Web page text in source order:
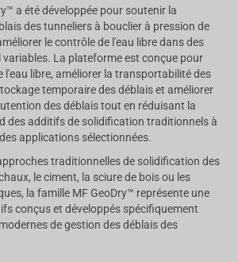
a été développée pour soutenir la
des tunneliers à bouclier à pression de
le contrôle de l'eau libre dans des
La plateforme est conçue pour
l'eau libre, améliorer la transportabilité des
temporaire des déblais et améliorer
des déblais tout en réduisant la
des additifs de solidification traditionnels à
applications sélectionnées.
traditionnelles de solidification des
le ciment, la sciure de bois ou les
la famille MF GeoDry™ représente une
conçus et développés spécifiquement
de gestion des déblais des